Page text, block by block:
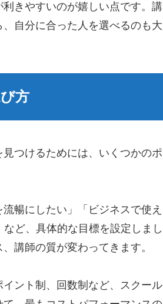
きやすいのが嬉しい点です。講
自分に合った人を選べるのも大
方
つけるためには、いくつかのポ
暢にしたい」「ビジネスで使え
ど、具体的な目標を設定しまし
講師の質が変わってきます。
ント制、回数制など、スクール